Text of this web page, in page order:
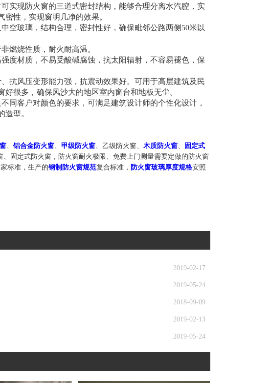
实现防火窗的三道式密封结构，能够合理分离水汽腔，实
性，实现窗明几净的效果。
空玻璃，结构合理，密封性好，确保毗邻公路两侧50米以
燃烧性质，耐火耐高温。
度材质，不易受酸碱腐蚀，抗太阳辐射，不容易褪色，保
抗风压变形能力强，抗震动效果好。可用于高层建筑及民
很多，确保风沙大的地区室内窗台和地板无尘。
同客户对颜色的要求，可满足建筑设计师的个性化设计，
型。
、 铝合金防火窗、 甲级防火窗、乙级防火窗、 木质防火窗、
固定式
、固定式防火窗，防火窗耐火极限、免费上门测量需要定做的防火窗
标准，生产的钢制防火窗规范复合标准， 防火窗玻璃厚度规格安照
2019-02-17
2019-05-24
2018-09-09
2019-02-13
2019-05-24